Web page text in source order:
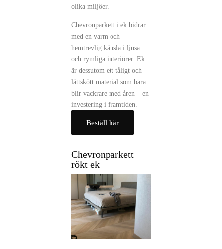
olika miljöer.
Chevronparkett i ek bidrar
med en varm och
hemtrevlig känsla i ljusa
och rymliga interiörer. Ek
är dessutom ett tåligt och
lättskött material som bara
blir vackrare med åren – en
investering i framtiden.
Beställ här
Chevronparkett
rökt ek